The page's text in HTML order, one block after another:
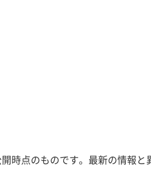
時点のものです。最新の情報と